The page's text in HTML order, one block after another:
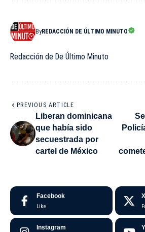
ByREDACCIÓN DE ÚLTIMO MINUTO
Redacción de De Último Minuto
PREVIOUS ARTICLE
Liberan dominicana
que había sido
secuestrada por
cartel de México
Facebook
Like
X
Instagram